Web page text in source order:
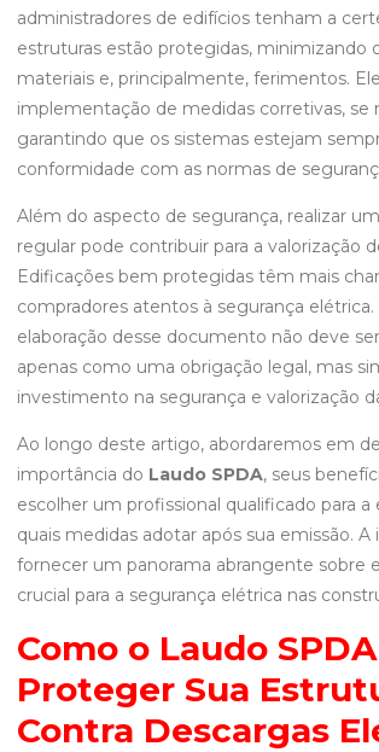
administradores de edifícios tenham a
estruturas estão protegidas, minimizando
materiais e, principalmente, ferimentos.
implementação de medidas corretivas, se
garantindo que os sistemas estejam
conformidade com as normas de
Além do aspecto de segurança, realizar um
regular pode contribuir para a valorização
Edificações bem protegidas têm mais
compradores atentos à segurança
elaboração desse documento não deve
apenas como uma obrigação legal, mas
investimento na segurança e valorização
Ao longo deste artigo, abordaremos em
importância do Laudo SPDA, seus
escolher um profissional qualificado para a
quais medidas adotar após sua emissão. A
fornecer um panorama abrangente sobre
crucial para a segurança elétrica nas
Como o Laudo
Proteger Sua
Contra Descargas